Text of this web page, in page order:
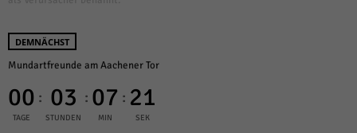
DEMNÄCHST
Mundartfreunde am Aachener Tor
00
TAGE
: 03
STUNDEN
: 07
MIN
: 20
SEK